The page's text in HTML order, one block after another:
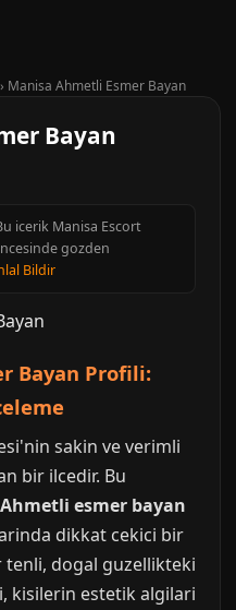
› Manisa Ahmetli Esmer Bayan
Bayan
icerik Manisa Escort
gozden
Bildir
Bayan Profili:
sakin ve verimli
bir ilcedir. Bu
esmer bayan
dikkat cekici bir
tenli, dogal guzellikteki
kisilerin estetik algilari